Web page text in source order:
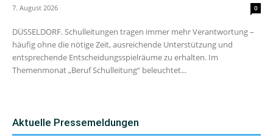
7. August 2026 0
DÜSSELDORF. Schulleitungen tragen immer mehr Verantwortung –
häufig ohne die nötige Zeit, ausreichende Unterstützung und
entsprechende Entscheidungsspielräume zu erhalten. Im
Themenmonat „Beruf Schulleitung“ beleuchtet...
Aktuelle Pressemeldungen